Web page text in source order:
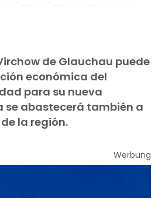
de Glauchau puede
económica del
para su nueva
se abastecerá también a
la región.
Werbung